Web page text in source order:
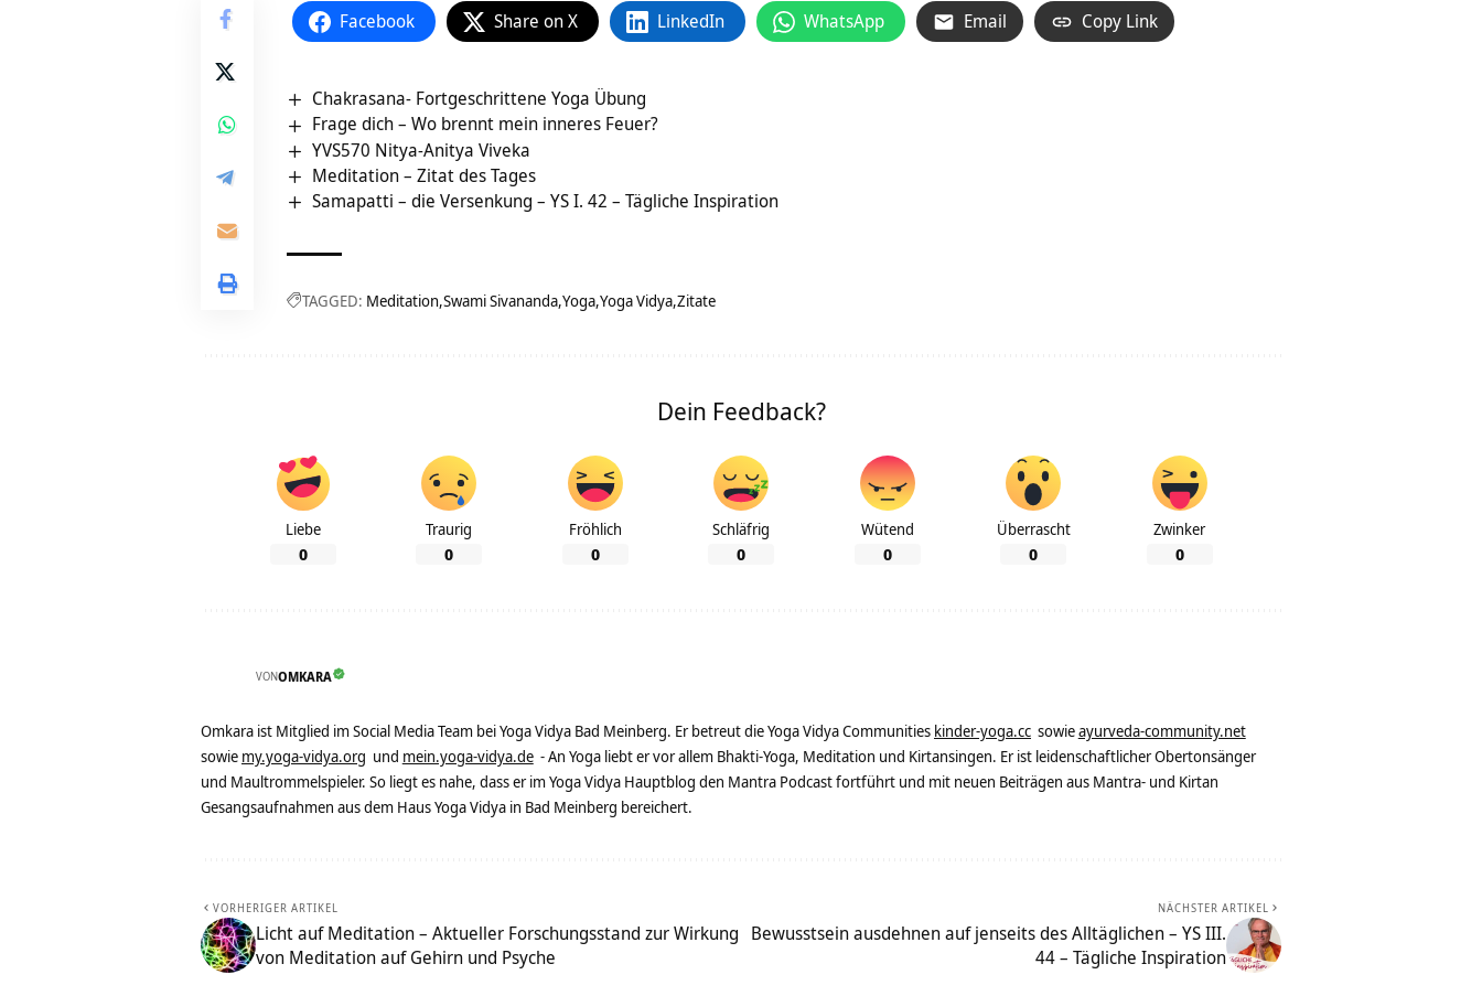
Facebook Share on X LinkedIn WhatsApp Email Copy Link
Chakrasana- Fortgeschrittene Yoga Übung
Frage dich – Wo brennt mein inneres Feuer?
YVS570 Nitya-Anitya Viveka
Meditation – Zitat des Tages
Samapatti – die Versenkung – YS I. 42 – Tägliche Inspiration
TAGGED: Meditation Swami Sivananda Yoga Yoga Vidya Zitate
Dein Feedback?
Liebe
0
Traurig
0
Fröhlich
0
Schläfrig
0
Wütend
0
Überrascht
0
Zwinker
0
VONOMKARA
Omkara ist Mitglied im Social Media Team bei Yoga Vidya Bad Meinberg. Er betreut die Yoga Vidya Communities kinder-yoga.cc sowieayurveda-community.net
sowie my.yoga-vidya.org und mein.yoga-vidya.de - An Yoga liebt er vor allem Bhakti-Yoga, Meditation und Kirtansingen. Er ist leidenschaftlicher Obertonsänger
und Maultrommelspieler. So liegt es nahe, dass er im Yoga Vidya Hauptblog den Mantra Podcast fortführt und mit neuen Beiträgen aus Mantra- und Kirtan
Gesangsaufnahmen aus dem Haus Yoga Vidya in Bad Meinberg bereichert.
VORHERIGER ARTIKEL
Licht auf Meditation – Aktueller Forschungsstand zur Wirkung
von Meditation auf Gehirn und Psyche
NÄCHSTER ARTIKEL
Bewusstsein ausdehnen auf jenseits des Alltäglichen – YS III.
44 – Tägliche Inspiration